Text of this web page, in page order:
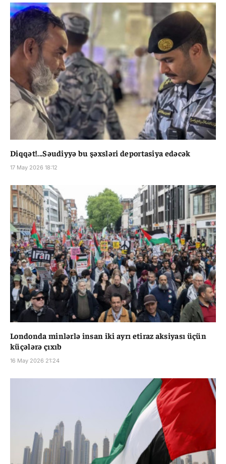
Diqqət!...Səudiyyə bu şəxsləri deportasiya edəcək
17 May 2026 18:12
Londonda minlərlə insan iki ayrı etiraz aksiyası üçün
küçələrə çıxıb
16 May 2026 21:24